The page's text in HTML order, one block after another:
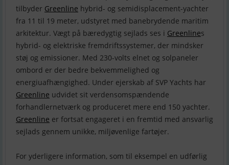
tilbyder Greenline hybrid- og semidisplacement-yachter
fra 11 til 19 meter, udstyret med banebrydende maritim
arkitektur. Vægt på bæredygtig sejlads ses i Greenlines
hybrid- og elektriske fremdriftssystemer, der mindsker
støj og emissioner. Med 230-volts elnet og solpaneler
ombord er der bedre bekvemmelighed og
energiuafhængighed. Under ejerskab af SVP Yachts har
Greenline udvidet sit verdensomspændende
forhandlernetværk og produceret mere end 150 yachter.
Greenline er fortsat engageret i en fremtid med ansvarlig
sejlads gennem unikke, miljøvenlige fartøjer.
For yderligere information, som til eksempel en udførlig